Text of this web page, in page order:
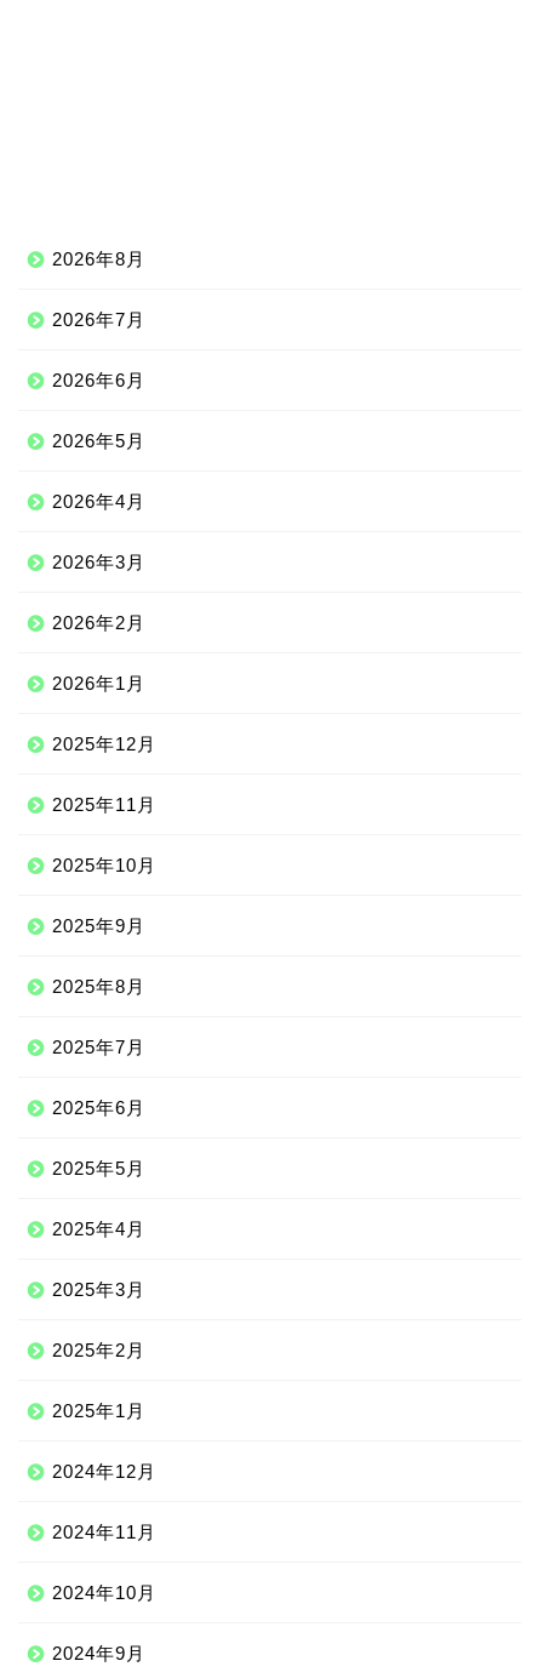
2026年8月
2026年7月
2026年6月
2026年5月
2026年4月
2026年3月
2026年2月
2026年1月
2025年12月
2025年11月
2025年10月
2025年9月
2025年8月
2025年7月
2025年6月
2025年5月
2025年4月
2025年3月
2025年2月
2025年1月
2024年12月
2024年11月
2024年10月
2024年9月